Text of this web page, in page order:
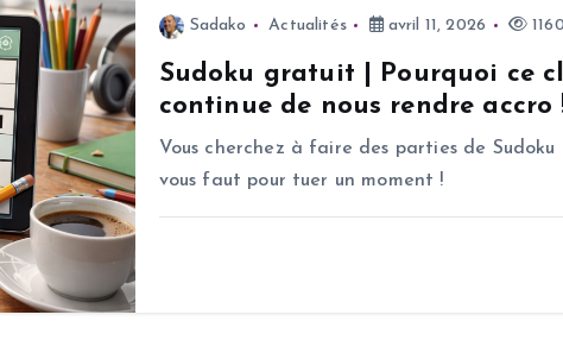
Sadako Actualités avril 11, 2026
Sudoku gratuit | Pourquoi ce
continue de nous rendre accro
Vous cherchez à faire des parties de
vous faut pour tuer un moment !